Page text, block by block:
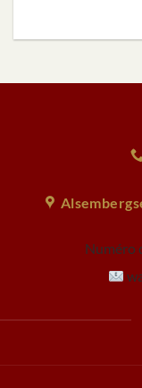
Numéro